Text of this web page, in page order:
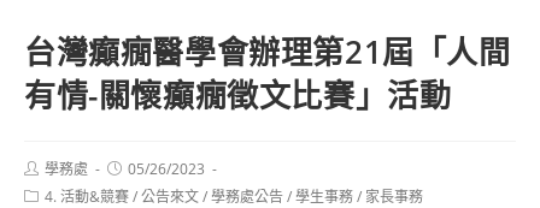
台灣癲癇醫學會辦理第21屆「人間
有情-關懷癲癇徵文比賽」活動
Post
author:
學務處
Post
published:
05/26/2023
Post4. 活動&競賽/公告來文/學務處公告/學生事務/ 家長事務